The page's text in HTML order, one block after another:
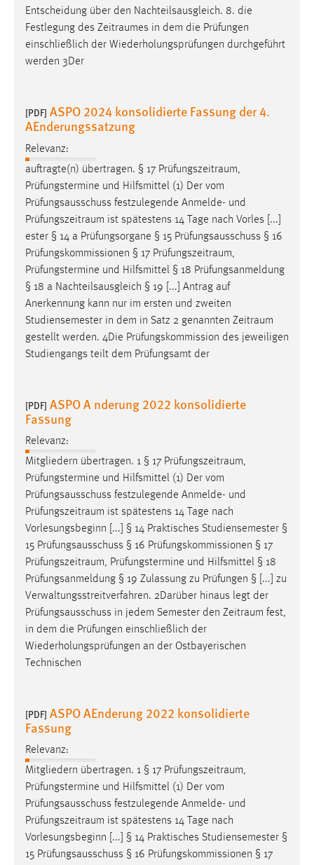
Entscheidung über den Nachteilsausgleich. 8. die
Festlegung des Zeitraumes in dem die Prüfungen
einschließlich der Wiederholungsprüfungen durchgeführt
werden 3Der
[PDF] ASPO 2024 konsolidierte Fassung der 4.
AEnderungssatzung
Relevanz:
auftragte(n) übertragen. § 17 Prüfungszeitraum,
Prüfungstermine und Hilfsmittel (1) Der vom
Prüfungsausschuss festzulegende Anmelde- und
Prüfungszeitraum ist spätestens 14 Tage nach Vorles [...]
ester § 14 a Prüfungsorgane § 15 Prüfungsausschuss § 16
Prüfungskommissionen § 17 Prüfungszeitraum,
Prüfungstermine und Hilfsmittel § 18 Prüfungsanmeldung
§ 18 a Nachteilsausgleich § 19 [...] Antrag auf
Anerkennung kann nur im ersten und zweiten
Studiensemester in dem in Satz 2 genannten Zeitraum
gestellt werden. 4Die Prüfungskommission des jeweiligen
Studiengangs teilt dem Prüfungsamt der
[PDF] ASPO A nderung 2022 konsolidierte
Fassung
Relevanz:
Mitgliedern übertragen. 1 § 17 Prüfungszeitraum,
Prüfungstermine und Hilfsmittel (1) Der vom
Prüfungsausschuss festzulegende Anmelde- und
Prüfungszeitraum ist spätestens 14 Tage nach
Vorlesungsbeginn [...] § 14 Praktisches Studiensemester §
15 Prüfungsausschuss § 16 Prüfungskommissionen § 17
Prüfungszeitraum, Prüfungstermine und Hilfsmittel § 18
Prüfungsanmeldung § 19 Zulassung zu Prüfungen § [...] zu
Verwaltungsstreitverfahren. 2Darüber hinaus legt der
Prüfungsausschuss in jedem Semester den Zeitraum fest,
in dem die Prüfungen einschließlich der
Wiederholungsprüfungen an der Ostbayerischen
Technischen
[PDF] ASPO AEnderung 2022 konsolidierte
Fassung
Relevanz:
Mitgliedern übertragen. 1 § 17 Prüfungszeitraum,
Prüfungstermine und Hilfsmittel (1) Der vom
Prüfungsausschuss festzulegende Anmelde- und
Prüfungszeitraum ist spätestens 14 Tage nach
Vorlesungsbeginn [...] § 14 Praktisches Studiensemester §
15 Prüfungsausschuss § 16 Prüfungskommissionen § 17